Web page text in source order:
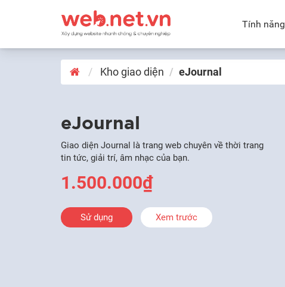
Tính năng
Kho giao diện eJournal
eJournal
Giao diện Journal là trang web chuyên về thời trang
tin tức, giải trí, âm nhạc của bạn.
1.500.000₫
Sử dụng Xem trước